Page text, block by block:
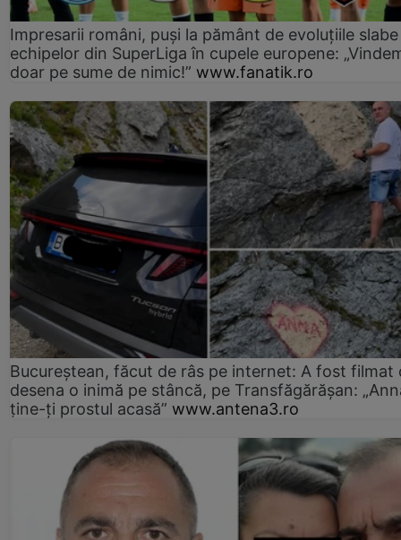
Impresarii români, puși la pământ de evoluțiile slabe
echipelor din SuperLiga în cupele europene:
doar pe sume de nimic!” www.fanatik.ro
Bucureștean, făcut de râs pe internet: A fost filmat
desena o inimă pe stâncă, pe Transfăgărășan:
ține-ți prostul acasă” www.antena3.ro